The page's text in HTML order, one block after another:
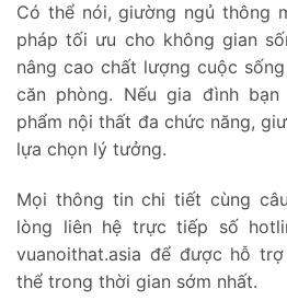
Có thể nói, giường ngủ thông
pháp tối ưu cho không gian
nâng cao chất lượng cuộc
căn phòng. Nếu gia đình
phẩm nội thất đa chức năng,
lựa chọn lý tưởng.
Mọi thông tin chi tiết cùng
lòng liên hệ trực tiếp số
vuanoithat.asia để được hỗ
thể trong thời gian sớm nhất.